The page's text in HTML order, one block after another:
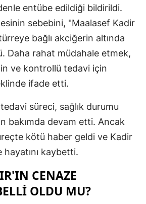
Hatay
Isparta
İstanbul
Kars
entübe edildiği bildirildi.
sebebini, "Maalasef Kadir
bağlı akciğerin altında
Daha rahat müdahale etmek,
ve kontrollü tedavi için
ifade etti.
süreci, sağlık durumu
bakımda devam etti. Ancak
kötü haber geldi ve Kadir
hayatını kaybetti.
CENAZE
OLDU MU?